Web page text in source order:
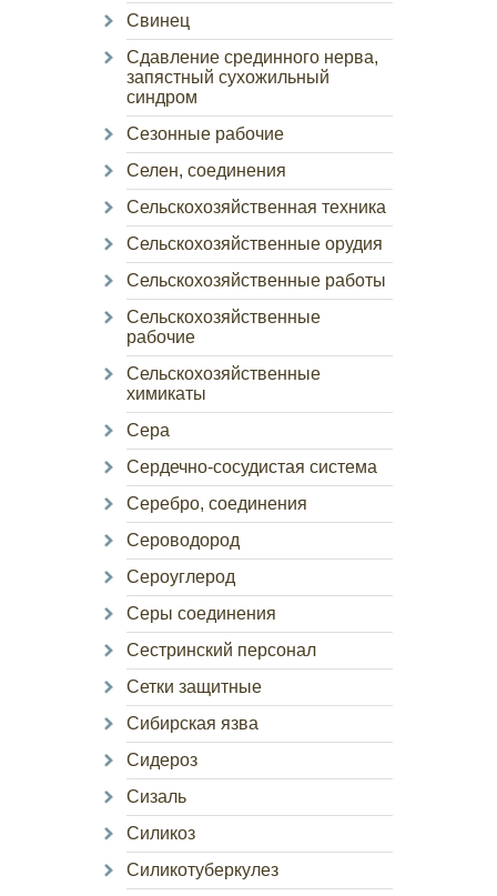
Свинец
Сдавление срединного нерва,
запястный сухожильный
синдром
Сезонные рабочие
Селен, соединения
Сельскохозяйственная техника
Сельскохозяйственные орудия
Сельскохозяйственные работы
Сельскохозяйственные
рабочие
Сельскохозяйственные
химикаты
Сера
Сердечно-сосудистая система
Серебро, соединения
Сероводород
Сероуглерод
Серы соединения
Сестринский персонал
Сетки защитные
Сибирская язва
Сидероз
Сизаль
Силикоз
Силикотуберкулез